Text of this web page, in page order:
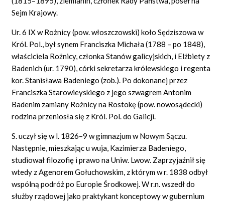
GRAF POWIĄZAŃ
DYSKUSJA
Mapa
Sejm Krajowy.
Ur. 6 IX w Rożnicy (pow. włoszczowski) koło Sędziszowa w
Król. Pol., był synem Franciszka Michała (1788 – po 1848),
właściciela Rożnicy, członka Stanów galicyjskich, i Elżbiety z
Badenich (ur. 1790), córki sekretarza królewskiego i regenta
kor. Stanisława Badeniego (zob.). Po dokonanej przez
Franciszka Starowieyskiego z jego szwagrem Antonim
Badenim zamiany Rożnicy na Rostokę (pow. nowosądecki)
rodzina przeniosła się z Król. Pol. do Galicji.
S. uczył się w l. 1826–9 w gimnazjum w Nowym Sączu.
Następnie, mieszkając u wuja, Kazimierza Badeniego,
studiował filozofię i prawo na Uniw. Lwow. Zaprzyjaźnił się
wtedy z Agenorem Gołuchowskim, z którym w r. 1838 odbył
wspólną podróż po Europie Środkowej. W r.n. wszedł do
służby rządowej jako praktykant konceptowy w gubernium